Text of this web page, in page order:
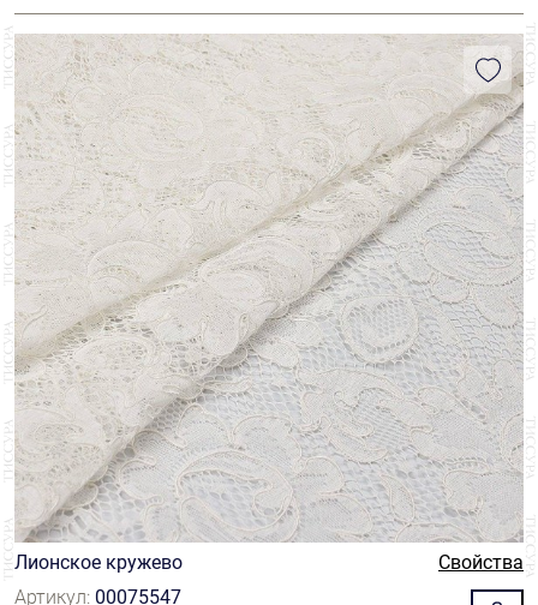
Лионское кружево
Свойства
Артикул: 00075547